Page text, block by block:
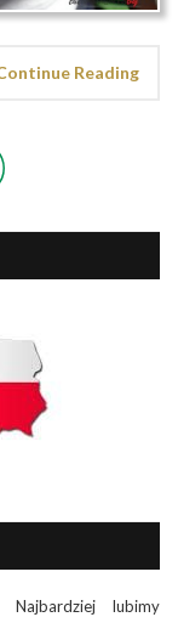
Reading
lubimy